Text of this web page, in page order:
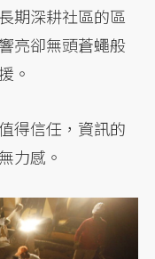
期深耕社區的區
亮卻無頭蒼蠅般
。
得信任，資訊的
力感。